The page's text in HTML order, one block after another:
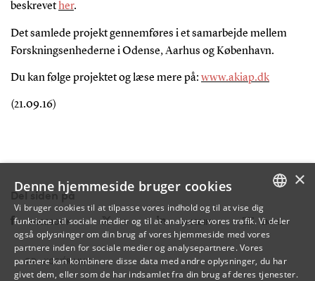
beskrevether.
Det samlede projekt gennemføres i et samarbejde mellem
Forskningsenhederne i Odense, Aarhus og København.
Du kan følge projektet og læse mere på: www.akiap.dk
(21.09.16)
Del siden på
FACEBOOK X LINKEDIN EMAIL
KOPIÉR LINK
DANISH
×
Denne hjemmeside bruger cookies
Vi bruger cookies til at tilpasse vores indhold og til at vise dig
funktioner til sociale medier og til at analysere vores trafik. Vi deler
også oplysninger om din brug af vores hjemmeside med vores
partnere inden for sociale medier og analysepartnere. Vores
partnere kan kombinere disse data med andre oplysninger, du har
givet dem, eller som de har indsamlet fra din brug af deres tjenester.